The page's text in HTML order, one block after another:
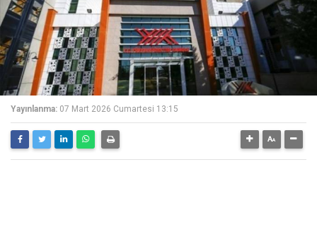
Yayınlanma: 07 Mart 2026 Cumartesi 13:15